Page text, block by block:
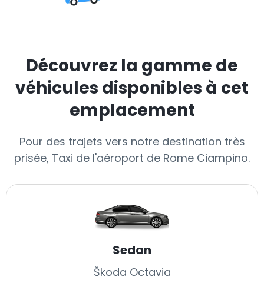
Découvrez la gamme de
véhicules disponibles à cet
emplacement
Pour des trajets vers notre destination très
prisée, Taxi de l'aéroport de Rome Ciampino.
Sedan
Škoda Octavia